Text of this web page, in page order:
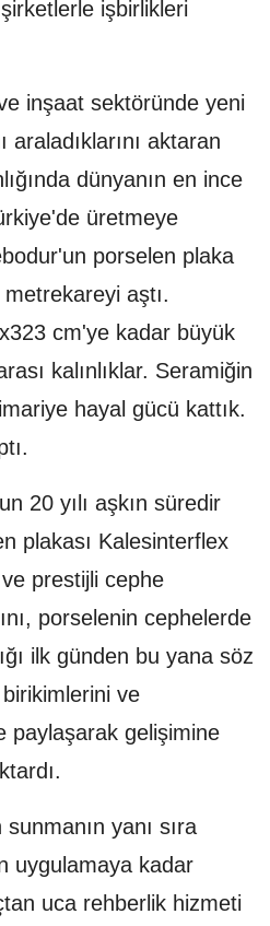
işbirlikleri
inşaat sektöründe yeni
araladıklarını aktaran
dünyanın en ince
üretmeye
porselen plaka
aştı.
cm'ye kadar büyük
kalınlıklar. Seramiğin
hayal gücü kattık.
20 yılı aşkın süredir
plakası Kalesinterflex
prestijli cephe
porselenin cephelerde
ilk günden bu yana söz
ve
paylaşarak gelişimine
yanı sıra
uygulamaya kadar
uca rehberlik hizmeti